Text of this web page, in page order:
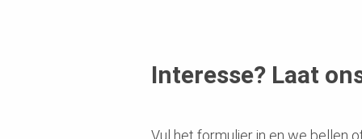
Interesse? Laat
Vul het formulier in en we bellen